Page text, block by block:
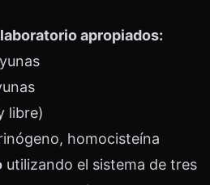
apropiados:
libre)
homocisteína
utilizando el sistema de tres